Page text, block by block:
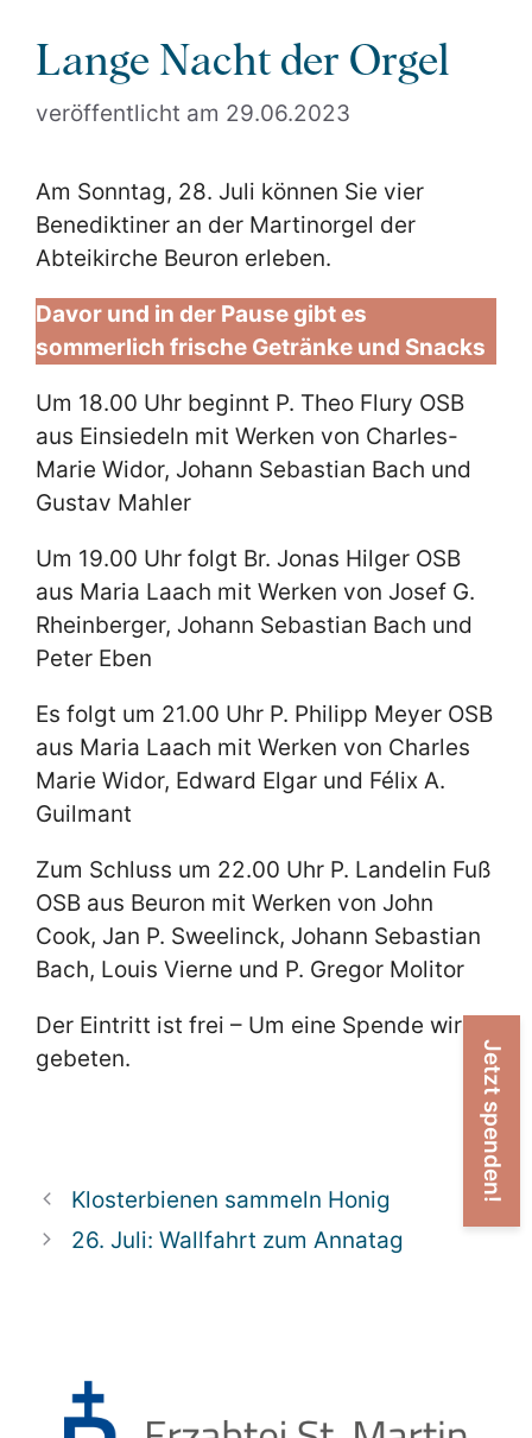
Lange Nacht der Orgel
29.06.2023
Am Sonntag, 28. Juli können Sie vier
Benediktiner an der Martinorgel der
Abteikirche Beuron erleben.
Davor und in der Pause gibt es
sommerlich frische Getränke und Snacks
Um 18.00 Uhr beginnt P. Theo Flury OSB
aus Einsiedeln mit Werken von Charles-
Marie Widor, Johann Sebastian Bach und
Gustav Mahler
Um 19.00 Uhr folgt Br. Jonas Hilger OSB
aus Maria Laach mit Werken von Josef G.
Rheinberger, Johann Sebastian Bach und
Peter Eben
Es folgt um 21.00 Uhr P. Philipp Meyer OSB
aus Maria Laach mit Werken von Charles
Marie Widor, Edward Elgar und Félix A.
Guilmant
Zum Schluss um 22.00 Uhr P. Landelin Fuß
OSB aus Beuron mit Werken von John
Cook, Jan P. Sweelinck, Johann Sebastian
Bach, Louis Vierne und P. Gregor Molitor
Der Eintritt ist frei – Um eine Spende wird
gebeten.
Klosterbienen sammeln Honig
26. Juli: Wallfahrt zum Annatag
Jetzt spenden!